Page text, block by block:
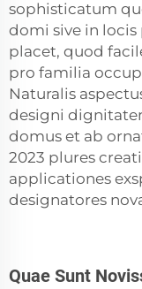
sophisticatum
domi sive in
placet, quod
pro familia
Naturalis
designi
domus et ab
2023 plures
applicationes
designatores
Quae Sunt